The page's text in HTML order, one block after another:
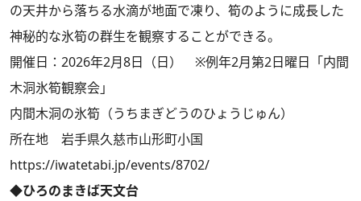
の天井から落ちる水滴が地面で凍り、筍のように成長した
神秘的な氷筍の群生を観察することができる。
開催日：2026年2月8日（日） ※例年2月第2日曜日「内間
木洞氷筍観察会」
内間木洞の氷筍（うちまぎどうのひょうじゅん）
所在地 岩手県久慈市山形町小国
https://iwatetabi.jp/events/8702/
◆ひろのまきば天文台